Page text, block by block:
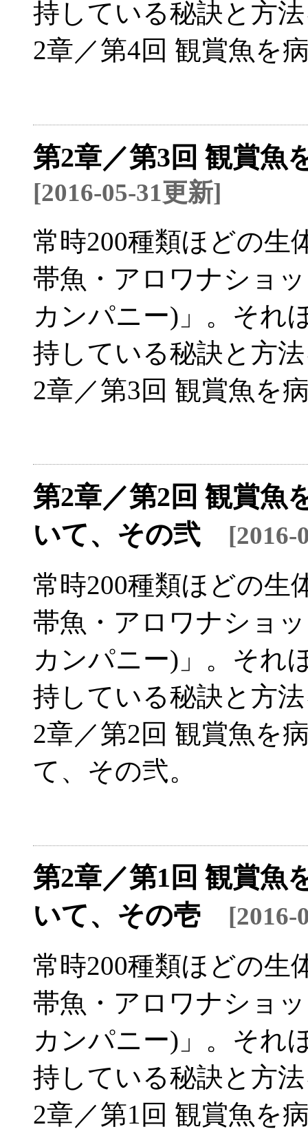
持している秘訣と方
2章／第4回 観賞魚を
第2章／第3回 観賞
[2016-05-31更新]
常時200種類ほどの生
帯魚・アロワナショ
カンパニー)」。それ
持している秘訣と方
2章／第3回 観賞魚を
第2章／第2回 観賞魚
いて、その弐 [2016-
常時200種類ほどの生
帯魚・アロワナショ
カンパニー)」。それ
持している秘訣と方
2章／第2回 観賞魚を
て、その弐。
第2章／第1回 観賞魚
いて、その壱 [2016-
常時200種類ほどの生
帯魚・アロワナショ
カンパニー)」。それ
持している秘訣と方
2章／第1回 観賞魚を